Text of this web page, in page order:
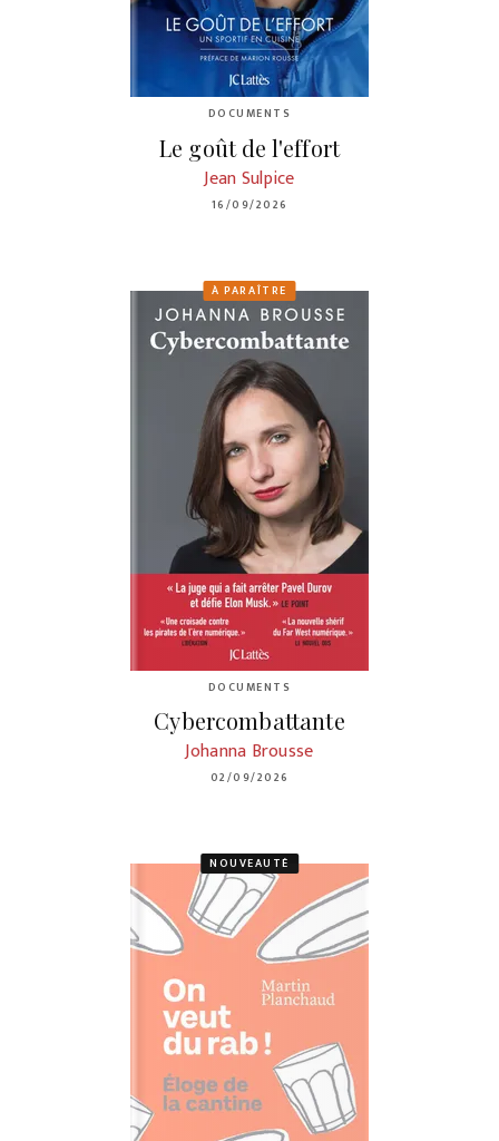
DOCUMENTS
Le goût de l'effort
Jean Sulpice
16/09/2026
À PARAÎTRE
DOCUMENTS
Cybercombattante
Johanna Brousse
02/09/2026
NOUVEAUTÉ